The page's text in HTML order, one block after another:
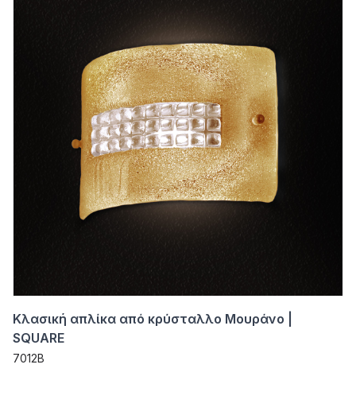
Κλασική απλίκα από κρύσταλλο Μουράνο |
SQUARE
7012B